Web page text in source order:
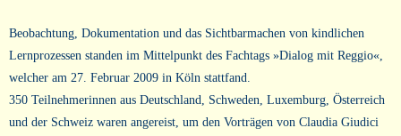
Beobachtung, Dokumentation und das Sichtbarmachen von kindlichen
Lernprozessen standen im Mittelpunkt des Fachtags »Dialog mit Reggio«,
welcher am 27. Februar 2009 in Köln stattfand.
350 Teilnehmerinnen aus Deutschland, Schweden, Luxemburg, Österreich
und der Schweiz waren angereist, um den Vorträgen von Claudia Giudici